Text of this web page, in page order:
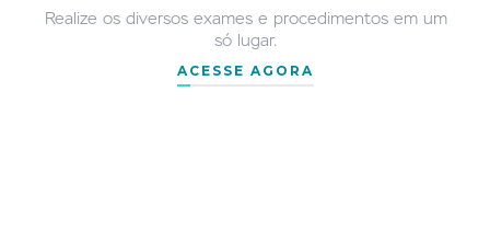
Realize os diversos exames e procedimentos em um
só lugar.
ACESSE AGORA